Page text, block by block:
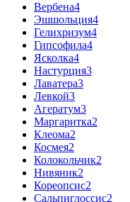
Вербена4
Эшшольция4
Гелихризум4
Гипсофила4
Ясколка4
Настурция3
Лаватера3
Левкой3
Агератум3
Маргаритка2
Клеома2
Космея2
Колокольчик2
Нивяник2
Кореопсис2
Сальпиглоссис2